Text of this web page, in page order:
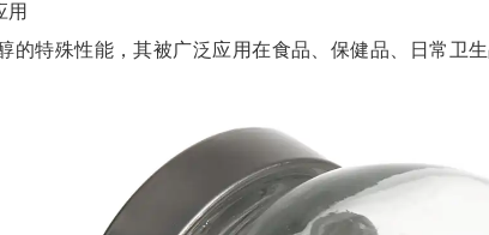
特殊性能，其被广泛应用在食品、保健品、日常卫